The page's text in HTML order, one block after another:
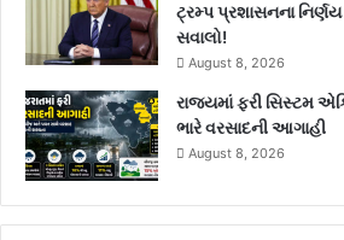
ટ્રમ્પ પ્રશાસનના
સવાલો!
August 8, 2026
રાજ્યમાં ફરી સિસ્ટમ
ભારે વરસાદની આગાહી
August 8, 2026